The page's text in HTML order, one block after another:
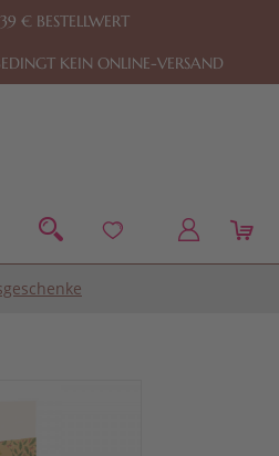
Zum Footer springen
€ BESTELLWERT
KEIN ONLINE-VERSAND